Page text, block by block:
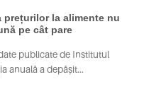
prețurilor la alimente nu
pe cât pare
publicate de Institutul
anuală a depășit...